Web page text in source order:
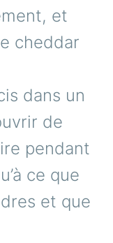
et
cheddar
dans un
de
pendant
ce que
et que